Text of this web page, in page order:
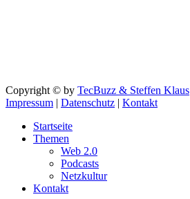
Copyright © by TecBuzz & Steffen Klaus
Impressum | Datenschutz | Kontakt
Startseite
Themen
Web 2.0
Podcasts
Netzkultur
Kontakt